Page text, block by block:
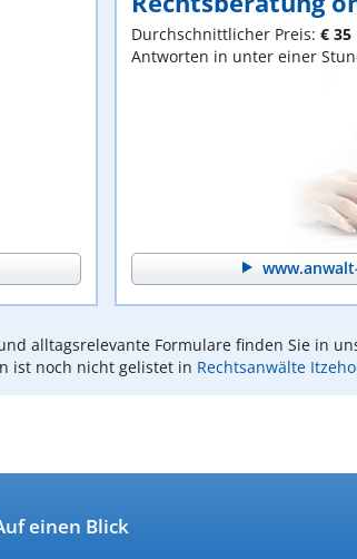
Durchschnittlicher Preis: € 35
Antworten in unter einer
alltagsrelevante Formulare finden Sie in
ist noch nicht gelistet in Rechtsanwälte
einen Blick